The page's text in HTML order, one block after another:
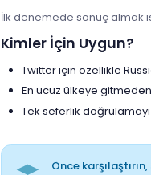
İlk denemede sonuç almak
Kimler İçin Uygun?
Twitter için özellikle
En ucuz ülkeye
Tek seferlik
Önce